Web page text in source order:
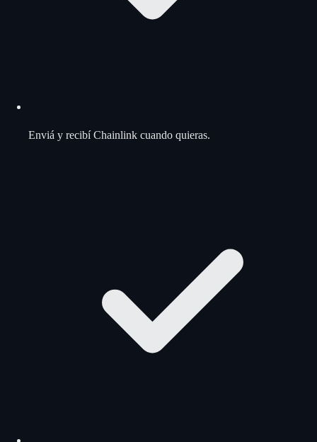
Enviá y recibí Chainlink cuando quieras.